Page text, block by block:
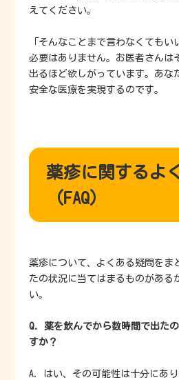
えてください。
「そんなことまで言わなくてもい
必要はありません。お医者さんは
出るほど欲しがっています。あな
安全な医療を実現するのです。
薬疹に関するよ
（FAQ）
薬疹について、よくある疑問をま
たの状況に当てはまるものがある
い。
Q. 薬を飲んでから数時間で出た
すか？
A. はい、その可能性は十分にあ